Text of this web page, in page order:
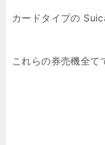
カードタイプの
これらの券売機全て